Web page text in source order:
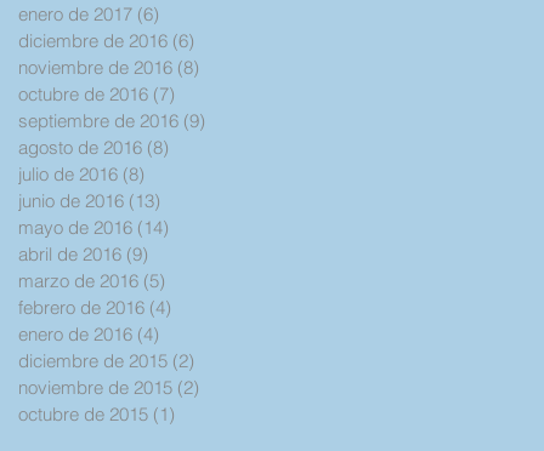
enero de 2017 (6)
diciembre de 2016 (6)
noviembre de 2016 (8)
octubre de 2016 (7)
septiembre de 2016 (9)
agosto de 2016 (8)
julio de 2016 (8)
junio de 2016 (13)
mayo de 2016 (14)
abril de 2016 (9)
marzo de 2016 (5)
febrero de 2016 (4)
enero de 2016 (4)
diciembre de 2015 (2)
noviembre de 2015 (2)
octubre de 2015 (1)